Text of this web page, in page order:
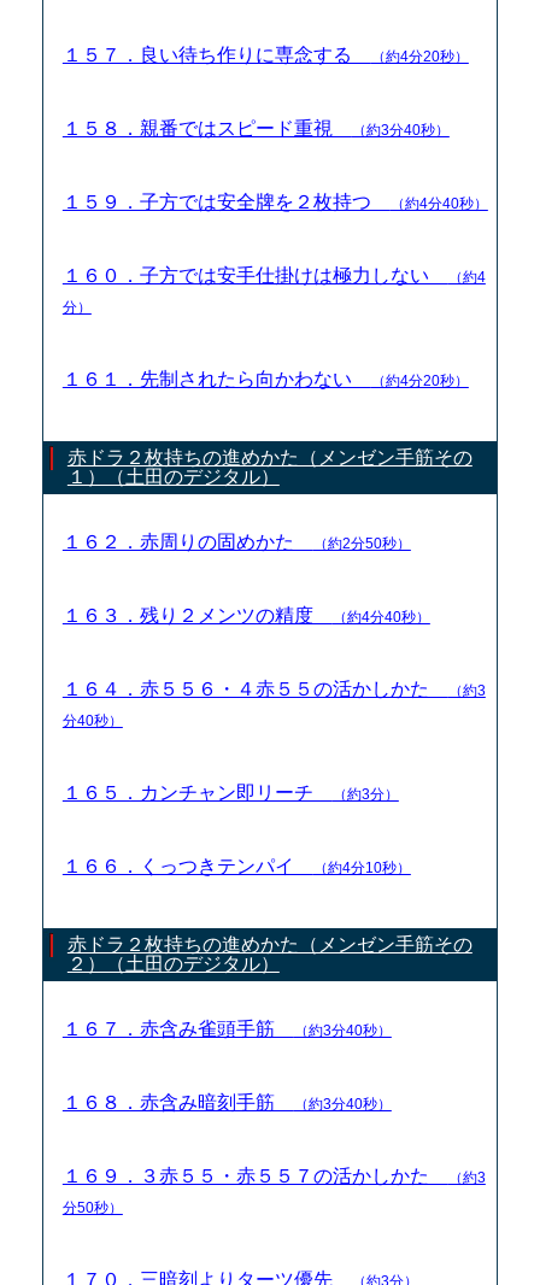
１５７．良い待ち作りに専念する （約4分20秒）
１５８．親番ではスピード重視 （約3分40秒）
１５９．子方では安全牌を２枚持つ （約4分40秒）
１６０．子方では安手仕掛けは極力しない
（約4
分）
１６１．先制されたら向かわない （約4分20秒）
赤ドラ２枚持ちの進めかた（メンゼン手筋その
１）（土田のデジタル）
１６２．赤周りの固めかた （約2分50秒）
１６３．残り２メンツの精度 （約4分40秒）
１６４．赤５５６・４赤５５の活かしかた
（約3
分40秒）
１６５．カンチャン即リーチ （約3分）
１６６．くっつきテンパイ （約4分10秒）
赤ドラ２枚持ちの進めかた（メンゼン手筋その
２）（土田のデジタル）
１６７．赤含み雀頭手筋 （約3分40秒）
１６８．赤含み暗刻手筋 （約3分40秒）
１６９．３赤５５・赤５５７の活かしかた
（約3
分50秒）
１７０．三暗刻よりターツ優先 （約3分）